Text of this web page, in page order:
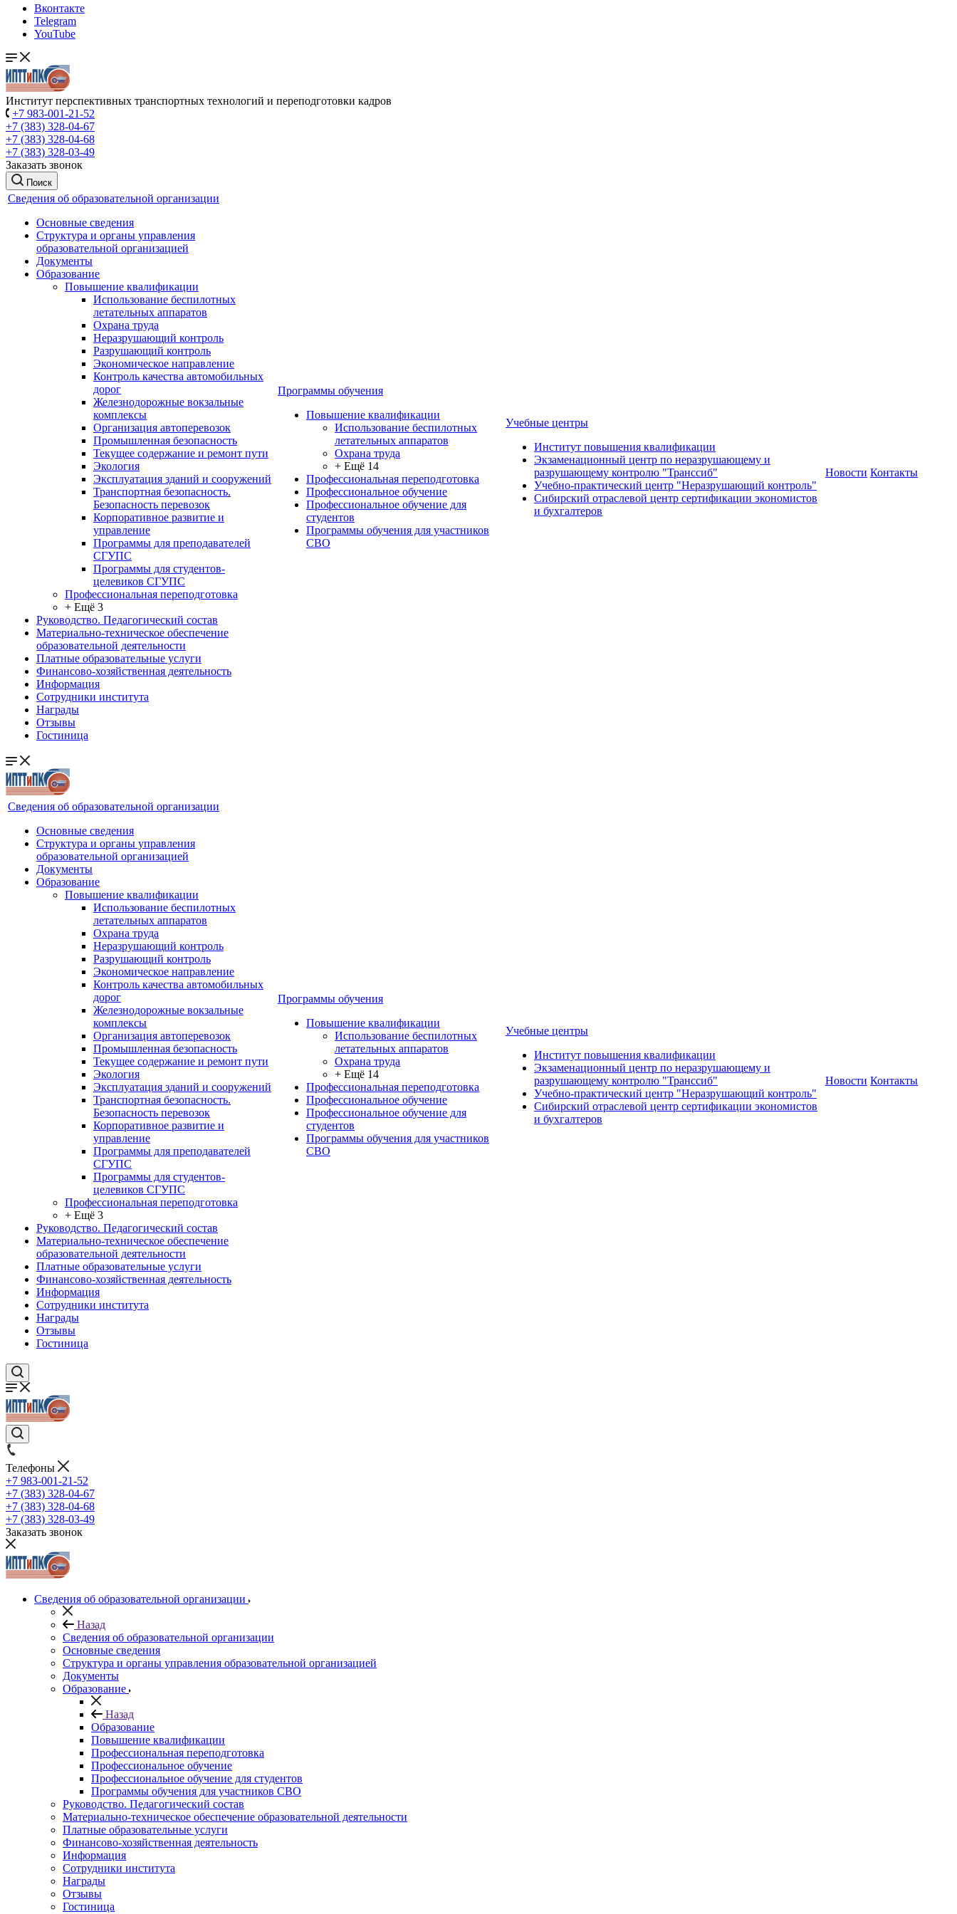
Вконтакте
Telegram
YouTube
Институт перспективных транспортных технологий и переподготовки кадров
+7 983-001-21-52
+7 (383) 328-04-67
+7 (383) 328-04-68
+7 (383) 328-03-49
Заказать звонок
Поиск
Сведения об образовательной организации
Основные сведения
Структура и органы управления
образовательной организацией
Документы
Образование
Повышение квалификации
Использование беспилотных
летательных аппаратов
Охрана труда
Неразрушающий контроль
Разрушающий контроль
Экономическое направление
Контроль качества автомобильных
дорог
Железнодорожные вокзальные
комплексы
Организация автоперевозок
Промышленная безопасность
Текущее содержание и ремонт пути
Экология
Эксплуатация зданий и сооружений
Транспортная безопасность.
Безопасность перевозок
Корпоративное развитие и
управление
Программы для преподавателей
СГУПС
Программы для студентов-
целевиков СГУПС
Профессиональная переподготовка
+ Ещё 3
Руководство. Педагогический состав
Материально-техническое обеспечение
образовательной деятельности
Платные образовательные услуги
Финансово-хозяйственная деятельность
Информация
Сотрудники института
Награды
Отзывы
Гостиница
Программы обучения
Повышение квалификации
Использование беспилотных
летательных аппаратов
Охрана труда
+ Ещё 14
Профессиональная переподготовка
Профессиональное обучение
Профессиональное обучение для
студентов
Программы обучения для участников
СВО
Учебные центры
Институт повышения квалификации
Экзаменационный центр по неразрушающему и
разрушающему контролю "Транссиб"
Учебно-практический центр "Неразрушающий контроль"
Сибирский отраслевой центр сертификации экономистов
и бухгалтеров
Новости Контакты
Сведения об образовательной организации
Основные сведения
Структура и органы управления
образовательной организацией
Документы
Образование
Повышение квалификации
Использование беспилотных
летательных аппаратов
Охрана труда
Неразрушающий контроль
Разрушающий контроль
Экономическое направление
Контроль качества автомобильных
дорог
Железнодорожные вокзальные
комплексы
Организация автоперевозок
Промышленная безопасность
Текущее содержание и ремонт пути
Экология
Эксплуатация зданий и сооружений
Транспортная безопасность.
Безопасность перевозок
Корпоративное развитие и
управление
Программы для преподавателей
СГУПС
Программы для студентов-
целевиков СГУПС
Профессиональная переподготовка
+ Ещё 3
Руководство. Педагогический состав
Материально-техническое обеспечение
образовательной деятельности
Платные образовательные услуги
Финансово-хозяйственная деятельность
Информация
Сотрудники института
Награды
Отзывы
Гостиница
Программы обучения
Повышение квалификации
Использование беспилотных
летательных аппаратов
Охрана труда
+ Ещё 14
Профессиональная переподготовка
Профессиональное обучение
Профессиональное обучение для
студентов
Программы обучения для участников
СВО
Учебные центры
Институт повышения квалификации
Экзаменационный центр по неразрушающему и
разрушающему контролю "Транссиб"
Учебно-практический центр "Неразрушающий контроль"
Сибирский отраслевой центр сертификации экономистов
и бухгалтеров
Новости Контакты
Телефоны
+7 983-001-21-52
+7 (383) 328-04-67
+7 (383) 328-04-68
+7 (383) 328-03-49
Заказать звонок
Сведения об образовательной организации
Назад
Сведения об образовательной организации
Основные сведения
Структура и органы управления образовательной организацией
Документы
Образование
Назад
Образование
Повышение квалификации
Профессиональная переподготовка
Профессиональное обучение
Профессиональное обучение для студентов
Программы обучения для участников СВО
Руководство. Педагогический состав
Материально-техническое обеспечение образовательной деятельности
Платные образовательные услуги
Финансово-хозяйственная деятельность
Информация
Сотрудники института
Награды
Отзывы
Гостиница